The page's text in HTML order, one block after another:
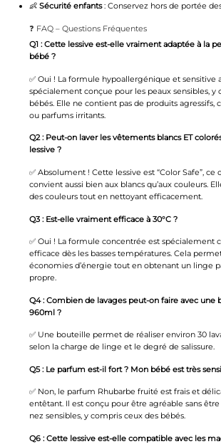
👶 Sécurité enfants: Conservez hors de portée
❓ FAQ – Questions Fréquentes
Q1 : Cette lessive est-elle vraiment adaptée à la
bébé ?
✅ Oui ! La formule hypoallergénique et sensitive
spécialement conçue pour les peaux sensibles, y
bébés. Elle ne contient pas de produits agressifs,
ou parfums irritants.
Q2 : Peut-on laver les vêtements blancs ET
lessive ?
✅ Absolument ! Cette lessive est “Color Safe”, ce
convient aussi bien aux blancs qu’aux couleurs.
des couleurs tout en nettoyant efficacement.
Q3 : Est-elle vraiment efficace à 30°C ?
✅ Oui ! La formule concentrée est spécialement
efficace dès les basses températures. Cela
économies d’énergie tout en obtenant un linge
propre.
Q4 : Combien de lavages peut-on faire avec une
960ml ?
✅ Une bouteille permet de réaliser environ 30
selon la charge de linge et le degré de salissure.
Q5 : Le parfum est-il fort ? Mon bébé est très
✅ Non, le parfum Rhubarbe fruité est frais et
entêtant. Il est conçu pour être agréable sans
nez sensibles, y compris ceux des bébés.
Q6 : Cette lessive est-elle compatible avec les